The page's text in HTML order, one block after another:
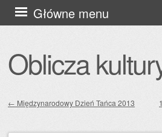
Oblicza
Główne menu
Przejdź
do
← Międzynarodowy Dzień Tańca 2013